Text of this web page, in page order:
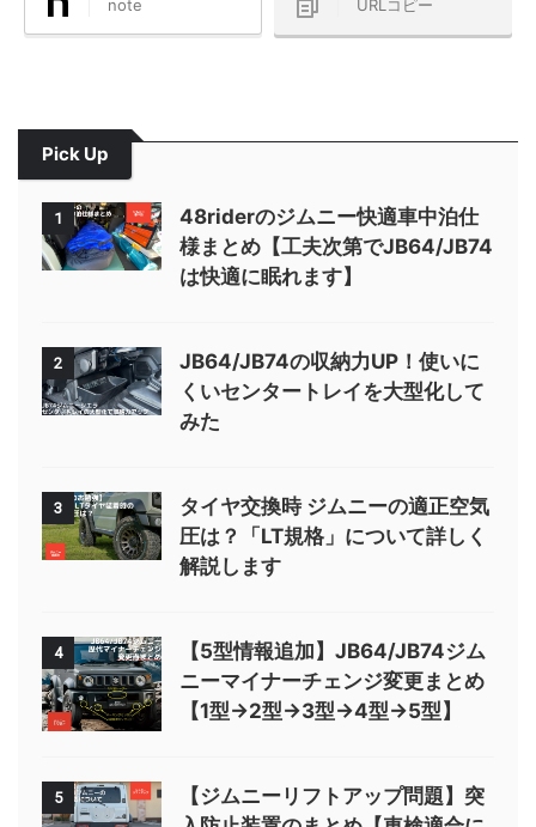
note URLコピー
Pick Up
1
48riderのジムニー快適車中泊仕
様まとめ【工夫次第でJB64/JB74
は快適に眠れます】
2
JB64/JB74の収納力UP！使いに
くいセンタートレイを大型化して
みた
3
タイヤ交換時 ジムニーの適正空気
圧は？「LT規格」について詳しく
解説します
4
【5型情報追加】JB64/JB74ジム
ニーマイナーチェンジ変更まとめ
【1型→2型→3型→4型→5型】
5
【ジムニーリフトアップ問題】突